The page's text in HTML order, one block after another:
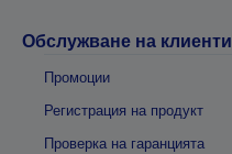
Обслужване на клиенти
Промоции
Регистрация на продукт
Проверка на гаранцията